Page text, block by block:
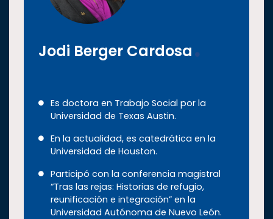
Jodi Berger Cardosa
Es doctora en Trabajo Social por la
Universidad de Texas Austin.
En la actualidad, es catedrática en la
Universidad de Houston.
Participó con la conferencia magistral
“Tras las rejas: Historias de refugio,
reunificación e integración” en la
Universidad Autónoma de Nuevo León.